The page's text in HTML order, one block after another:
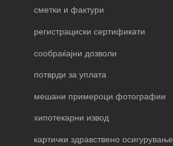
сметки и фактури
регистрациски сертификати
сообраќајни дозволи
потврди за уплата
мешани примероци фотографии
хипотекарни извод
картички здравствено осигурување